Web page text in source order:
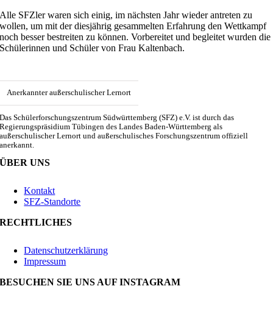
Alle SFZler waren sich einig, im nächsten Jahr wieder antreten zu
wollen, um mit der diesjährig gesammelten Erfahrung den Wettkampf
noch besser bestreiten zu können. Vorbereitet und begleitet wurden die
Schülerinnen und Schüler von Frau Kaltenbach.
Anerkannter außerschulischer Lernort
Das Schülerforschungszentrum Südwürttemberg (SFZ) e.V. ist durch das
Regierungspräsidium Tübingen des Landes Baden-Württemberg als
außerschulischer Lernort und außerschulisches Forschungszentrum offiziell
anerkannt.
ÜBER UNS
Kontakt
SFZ-Standorte
RECHTLICHES
Datenschutzerklärung
Impressum
BESUCHEN SIE UNS AUF INSTAGRAM